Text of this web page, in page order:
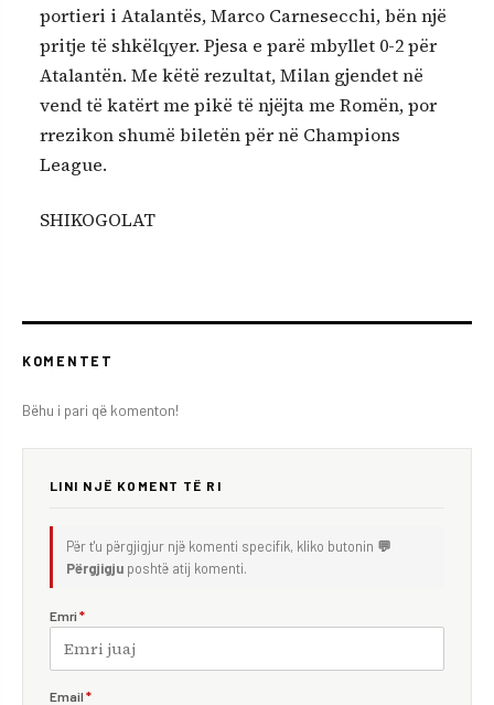
portieri i Atalantës, Marco Carnesecchi, bën një
pritje të shkëlqyer. Pjesa e parë mbyllet 0-2 për
Atalantën. Me këtë rezultat, Milan gjendet në
vend të katërt me pikë të njëjta me Romën, por
rrezikon shumë biletën për në Champions
League.
SHIKOGOLAT
KOMENTET
Bëhu i pari që komenton!
LINI NJË KOMENT TË RI
Për t'u përgjigjur një komenti specifik, kliko butonin 💬
Përgjigju poshtë atij komenti.
Emri *
Email *